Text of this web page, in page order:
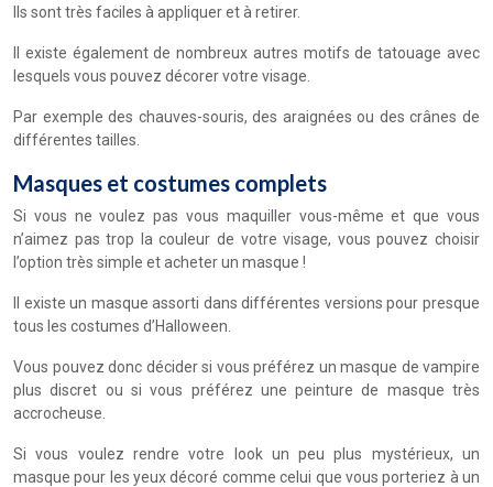
Ils sont très faciles à appliquer et à retirer.
Il existe également de nombreux autres motifs de tatouage avec
lesquels vous pouvez décorer votre visage.
Par exemple des chauves-souris, des araignées ou des crânes de
différentes tailles.
Masques et costumes complets
Si vous ne voulez pas vous maquiller vous-même et que vous
n’aimez pas trop la couleur de votre visage, vous pouvez choisir
l’option très simple et acheter un masque !
lI existe un masque assorti dans différentes versions pour presque
tous les costumes d’Halloween.
Vous pouvez donc décider si vous préférez un masque de vampire
plus discret ou si vous préférez une peinture de masque très
accrocheuse.
Si vous voulez rendre votre look un peu plus mystérieux, un
masque pour les yeux décoré comme celui que vous porteriez à un